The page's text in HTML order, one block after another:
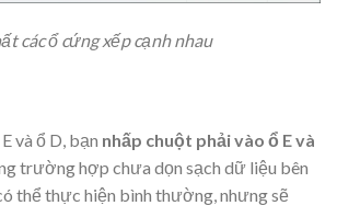
các ổ cứng xếp cạnh nhau
và ổ D, bạn nhấp chuột phải vào ổ E và
trường hợp chưa dọn sạch dữ liệu bên
thể thực hiện bình thường, nhưng sẽ